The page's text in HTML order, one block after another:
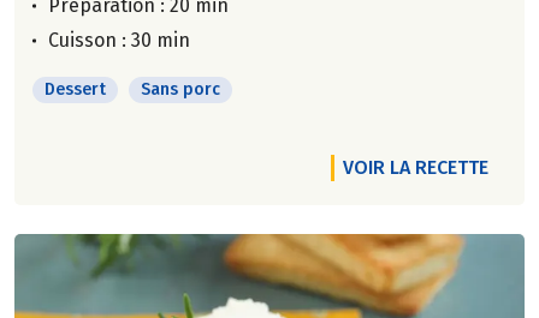
Préparation : 20 min
Cuisson : 30 min
Dessert Sans porc
VOIR LA RECETTE